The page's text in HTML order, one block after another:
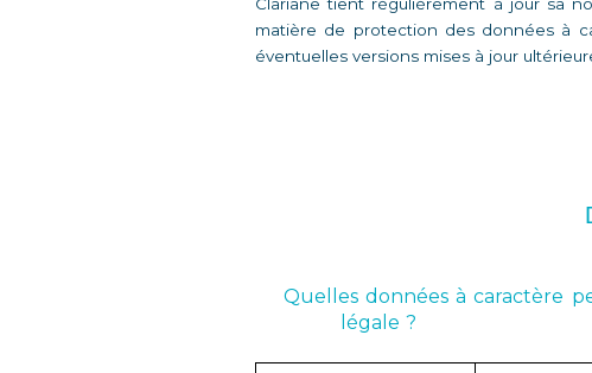
matière de protection des données à
éventuelles versions mises à jour
Quelles données à caractère
légale ?